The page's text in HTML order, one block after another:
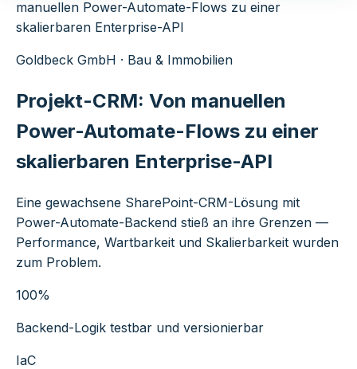
manuellen Power-Automate-Flows zu einer
skalierbaren Enterprise-API
Goldbeck GmbH · Bau & Immobilien
Projekt-CRM: Von manuellen
Power-Automate-Flows zu einer
skalierbaren Enterprise-API
Eine gewachsene SharePoint-CRM-Lösung mit
Power-Automate-Backend stieß an ihre Grenzen —
Performance, Wartbarkeit und Skalierbarkeit wurden
zum Problem.
100%
Backend-Logik testbar und versionierbar
IaC